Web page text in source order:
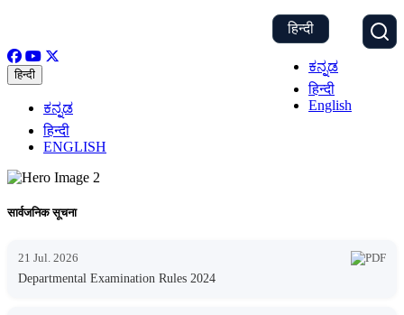
हिन्दी
ಕನ್ನಡ
हिन्दी
English
हिन्दी
ಕನ್ನಡ
हिन्दी
ENGLISH
सार्वजनिक सूचना
21 Jul. 2026
Departmental Examination Rules 2024